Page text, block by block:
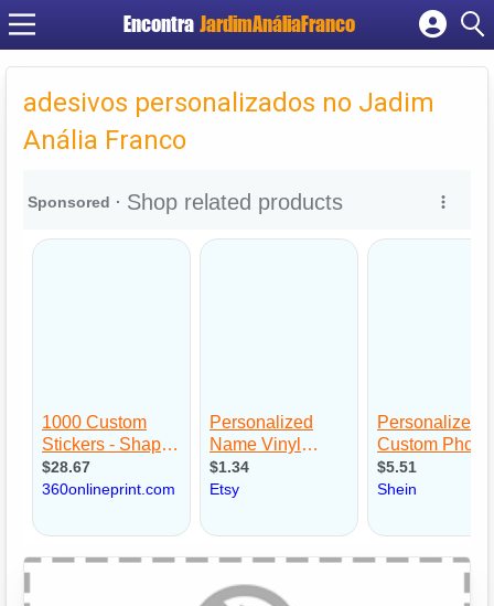
Encontra JardimAnáliaFranco
Cadastrar empresa
Criar conta
adesivos personalizados no Jadim
Anália Franco